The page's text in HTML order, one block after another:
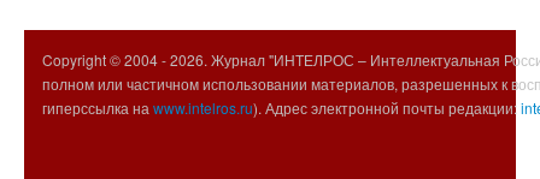
Copyright © 2004 -2026. Журнал "ИНТЕЛРОС – Интеллектуальная
полном или частичном использовании материалов, разрешенных к
гиперссылка на www.intelros.ru). Адрес электронной почты редакции: